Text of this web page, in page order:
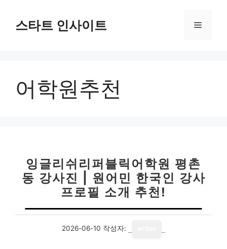
스타트 인사이트 메
어학원추천
잉글리쉬리퍼블릭어학원 평촌
동 강사진 | 원어민 한국인 강사
프로필 소개 추천!
2026-06-10 작성자: